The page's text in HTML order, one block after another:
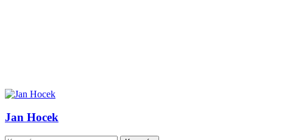
Jan Hocek